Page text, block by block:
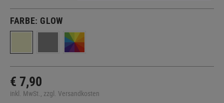
FARBE: GLOW
€ 7,90
inkl. MwSt., zzgl. Versandkosten